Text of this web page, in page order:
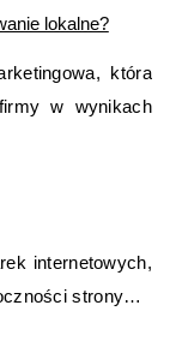
lokalne?
która
w wynikach
internetowych,
strony…